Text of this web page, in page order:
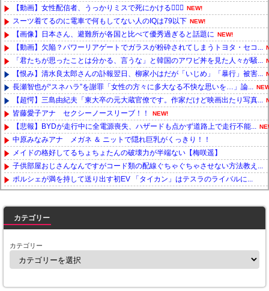
【動画】女性配信者、うっかりミスで死にかける🙍🏻‍♀ NEW!
スーツ着てるのに電車で何もしてない人のIQは79以下 NEW!
【画像】日本さん、避難所が各国と比べて優秀過ぎると話題に NEW!
【動画】欠陥？パワーリアゲートでガラスが粉砕されてしまうトヨタ・セコ...
「君たちが思ったことは分かる、言うな」と韓国のアワビ丼を見た人々が騒...
【恨み】清水良太郎さんの訃報翌日、柳家小はだが「いじめ」「暴行」被害...
長瀬智也が“スネハラ”を謝罪「女性の方々に多大なる不快な思いを…」論...
【超愕】三島由紀夫「東大卒の元大蔵官僚です。作家だけど映画出たり写真...
皆藤愛子アナ セクシーノースリーブ！！ NEW!
【悲報】BYDが走行中に全電源喪失、ハザードも点かず道路上で走行不能...
中原みなみアナ メガネ ＆ ニットで隠れ巨乳がくっきり！！
メイドの格好してるちょちょたんの破壊力が半端ない【梅咲遥】
子供部屋おじさんなんですがコード類の配線ぐちゃぐちゃさせない方法教え...
ポルシェが満を持して送り出す初EV 「タイカン」はテスラのライバルに...
カテゴリー
カテゴリー